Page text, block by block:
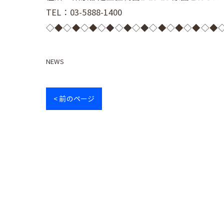
TEL：03-5888-1400
NEWS
< 前のページ